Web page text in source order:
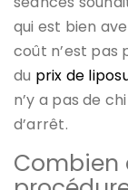
qui est bien
coût n’est pas
du prix de
n’y a pas de
d’arrêt.
Combien